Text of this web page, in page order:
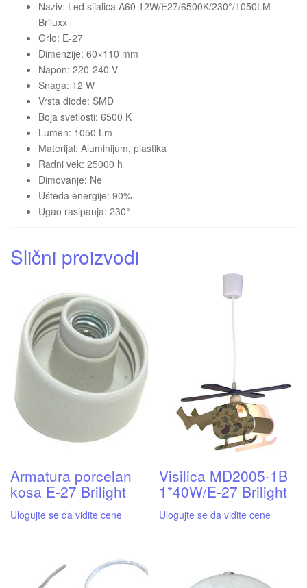
Naziv: Led sijalica A60 12W/E27/6500K/230°/1050LM
Briluxx
Grlo: E-27
Dimenzije: 60×110 mm
Napon: 220-240 V
Snaga: 12 W
Vrsta diode: SMD
Boja svetlosti: 6500 K
Lumen: 1050 Lm
Materijal: Aluminijum, plastika
Radni vek: 25000 h
Dimovanje: Ne
Ušteda energije: 90%
Ugao rasipanja: 230°
Slični proizvodi
Armatura porcelan
kosa E-27 Brilight
Ulogujte se da vidite cene
Visilica MD2005-1B
1*40W/E-27 Brilight
Ulogujte se da vidite cene